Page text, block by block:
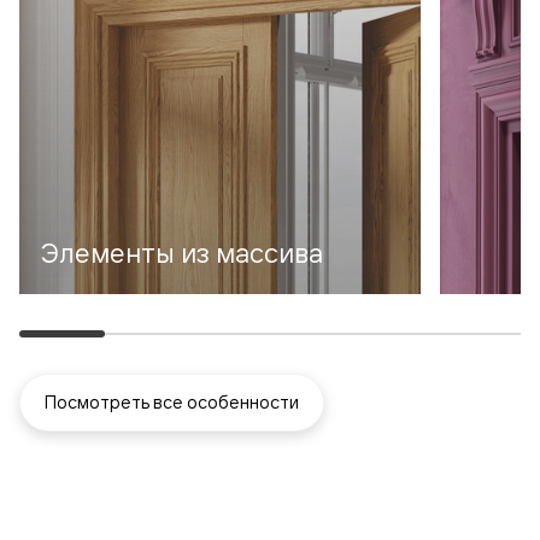
Элементы из массива
Посмотреть все особенности